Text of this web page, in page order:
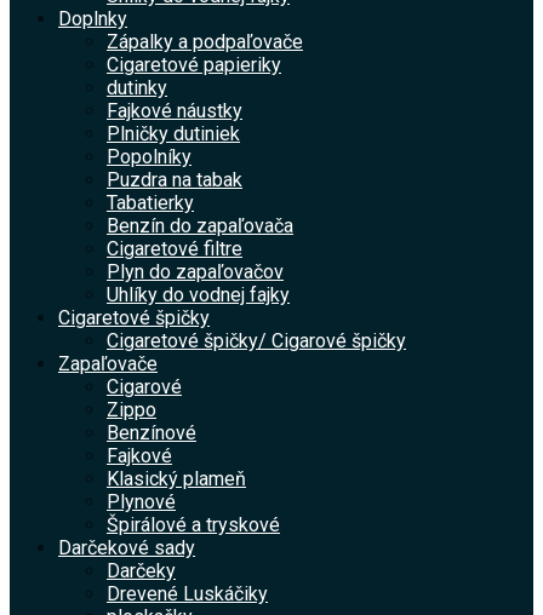
Doplnky
Zápalky a podpaľovače
Cigaretové papieriky
dutinky
Fajkové náustky
Plničky dutiniek
Popolníky
Puzdra na tabak
Tabatierky
Benzín do zapaľovača
Cigaretové filtre
Plyn do zapaľovačov
Uhlíky do vodnej fajky
Cigaretové špičky
Cigaretové špičky/ Cigarové špičky
Zapaľovače
Cigarové
Zippo
Benzínové
Fajkové
Klasický plameň
Plynové
Špirálové a tryskové
Darčekové sady
Darčeky
Drevené Luskáčiky